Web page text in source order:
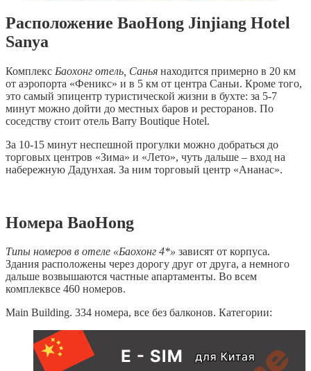
Расположение BaoHong Jinjiang Hotel
Sanya
Комплекс Баохонг отель, Санья находится примерно в 20 км
от аэропорта «Феникс» и в 5 км от центра Саньи. Кроме того,
это самый эпицентр туристической жизни в бухте: за 5-7
минут можно дойти до местных баров и ресторанов. По
соседству стоит отель Barry Boutique Hotel.
За 10-15 минут неспешной прогулки можно добраться до
торговых центров «Зима» и «Лето», чуть дальше – вход на
набережную Дадунхая. За ним торговый центр «Ананас».
Номера BaoHong
Типы номеров в отеле «Баохонг 4*» зависят от корпуса.
Здания расположены через дорогу друг от друга, а немного
дальше возвышаются частные апартаменты. Во всем
комплеквсе 460 номеров.
Main Building. 334 номера, все без балконов. Категории: